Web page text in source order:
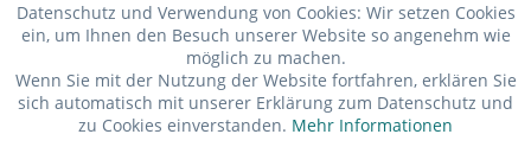
Datenschutz und Verwendung von Cookies: Wir setzen Cookies
ein, um Ihnen den Besuch unserer Website so angenehm wie
möglich zu machen.
Wenn Sie mit der Nutzung der Website fortfahren, erklären Sie
sich automatisch mit unserer Erklärung zum Datenschutz und
zu Cookies einverstanden. Mehr Informationen